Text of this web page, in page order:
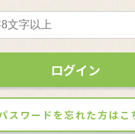
ログイン
スワードを忘れた方はこ